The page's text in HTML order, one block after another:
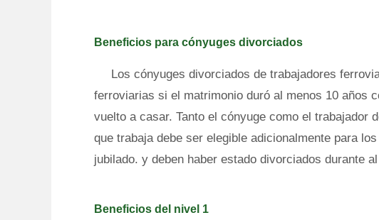
Beneficios para cónyuges divorciados
Los cónyuges divorciados de trabajadores
ferroviarias si el matrimonio duró al menos 10 años
vuelto a casar. Tanto el cónyuge como el trabajador
que trabaja debe ser elegible adicionalmente para
jubilado. y deben haber estado divorciados durante
Beneficios del nivel 1